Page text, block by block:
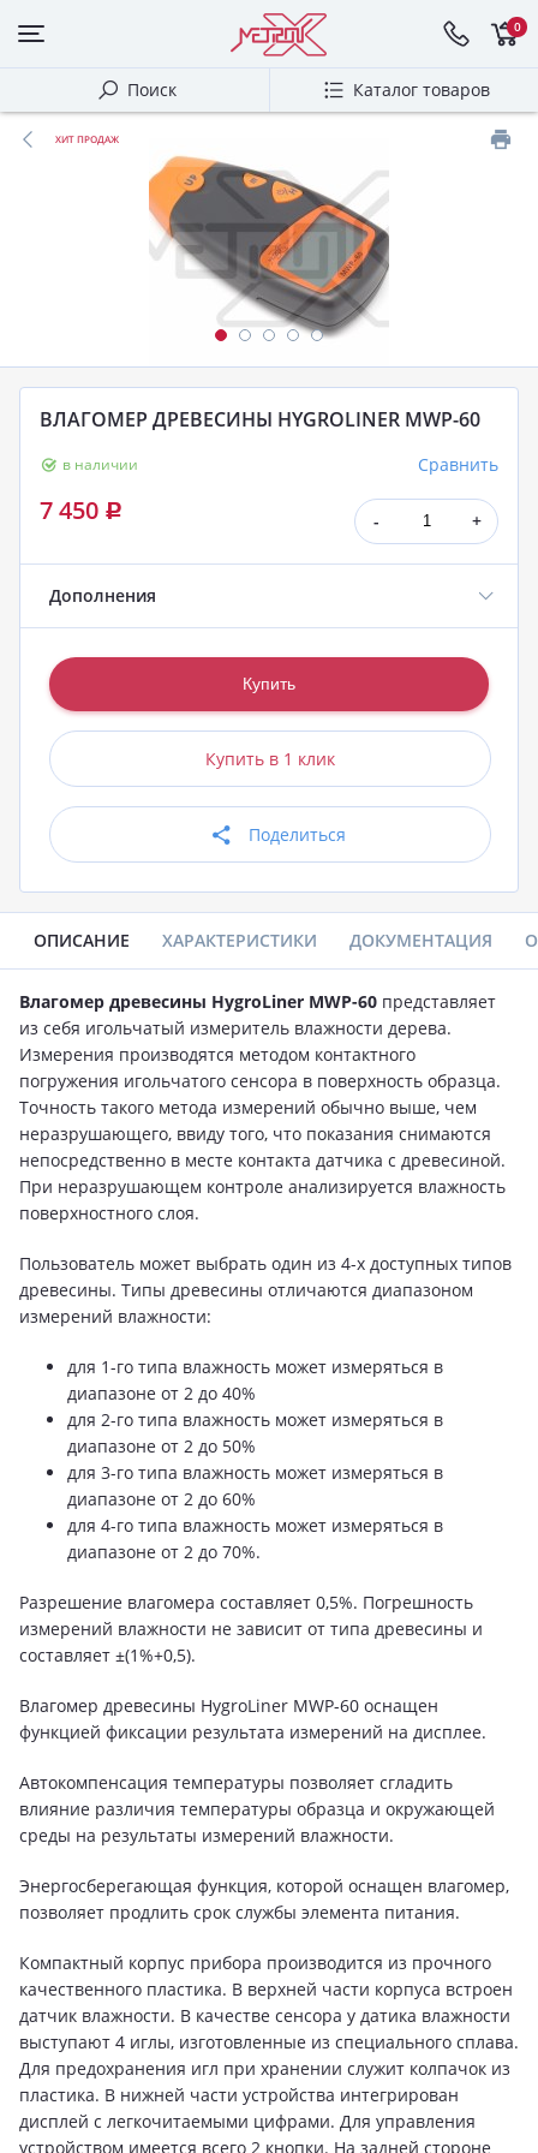
0
Поиск Каталог товаров
ХИТ ПРОДАЖ
ВЛАГОМЕР ДРЕВЕСИНЫ HYGROLINER MWP-60
в наличии Сравнить
- +
7 450 Р
Дополнения
Купить в 1 клик
Поделиться
ОПИСАНИЕ ХАРАКТЕРИСТИКИ ДОКУМЕНТАЦИЯ
Влагомер древесины HygroLiner MWP-60 представляет
из себя игольчатый измеритель влажности дерева.
Измерения производятся методом контактного
погружения игольчатого сенсора в поверхность образца.
Точность такого метода измерений обычно выше, чем
неразрушающего, ввиду того, что показания снимаются
непосредственно в месте контакта датчика с древесиной.
При неразрушающем контроле анализируется влажность
поверхностного слоя.
Пользователь может выбрать один из 4-х доступных типов
древесины. Типы древесины отличаются диапазоном
измерений влажности:
для 1-го типа влажность может измеряться в
диапазоне от 2 до 40%
для 2-го типа влажность может измеряться в
диапазоне от 2 до 50%
для 3-го типа влажность может измеряться в
диапазоне от 2 до 60%
для 4-го типа влажность может измеряться в
диапазоне от 2 до 70%.
Разрешение влагомера составляет 0,5%. Погрешность
измерений влажности не зависит от типа древесины и
составляет ±(1%+0,5).
Влагомер древесины HygroLiner MWP-60 оснащен
функцией фиксации результата измерений на дисплее.
Автокомпенсация температуры позволяет сгладить
влияние различия температуры образца и окружающей
среды на результаты измерений влажности.
Энергосберегающая функция, которой оснащен влагомер,
позволяет продлить срок службы элемента питания.
Компактный корпус прибора производится из прочного
качественного пластика. В верхней части корпуса встроен
датчик влажности. В качестве сенсора у датика влажности
выступают 4 иглы, изготовленные из специального сплава.
Для предохранения игл при хранении служит колпачок из
пластика. В нижней части устройства интегрирован
дисплей с легкочитаемыми цифрами. Для управления
устройством имеется всего 2 кнопки. На задней стороне